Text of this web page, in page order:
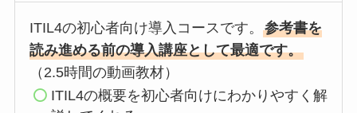
ITIL4の初心者向け導入コースです。 参考書を
読み進める前の導入講座として最適です。
（2.5時間の動画教材）
ITIL4の概要を初心者向けにわかりやすく解